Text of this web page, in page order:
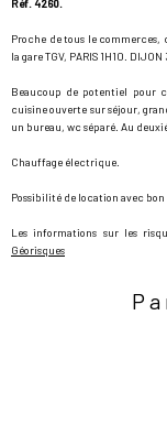
Réf. 4260.
Proche de tous le
la gare TGV, PARIS 1H10. DIJON
Beaucoup de potentiel pour
cuisine ouverte sur séjour,
un bureau, wc séparé. Au
Chauffage électrique.
Possibilité de location avec
Les informations sur les
Géorisques